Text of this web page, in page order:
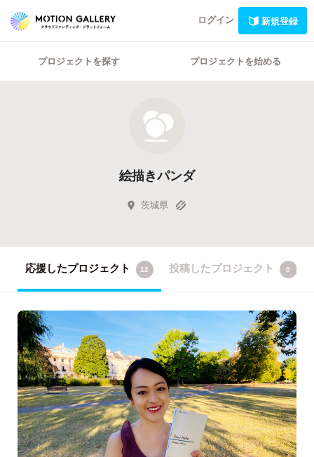
ログイン 新規登録
プロジェクトを探す プロジェクトを始める
絵描きパンダ
茨城県
応援したプロジェクト 12 投稿したプロジェクト 0